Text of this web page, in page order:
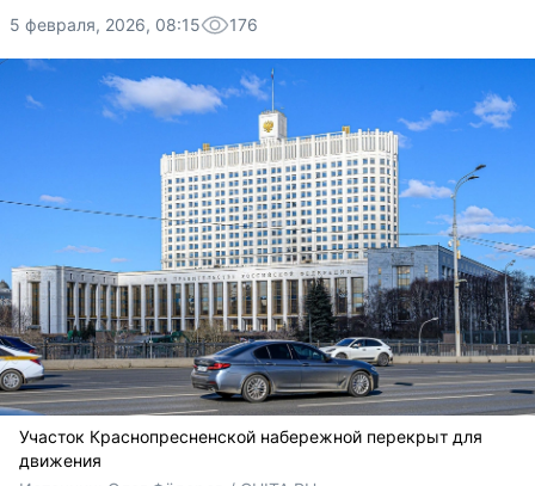
5 февраля, 2026, 08:15 176
Участок Краснопресненской набережной перекрыт для
движения